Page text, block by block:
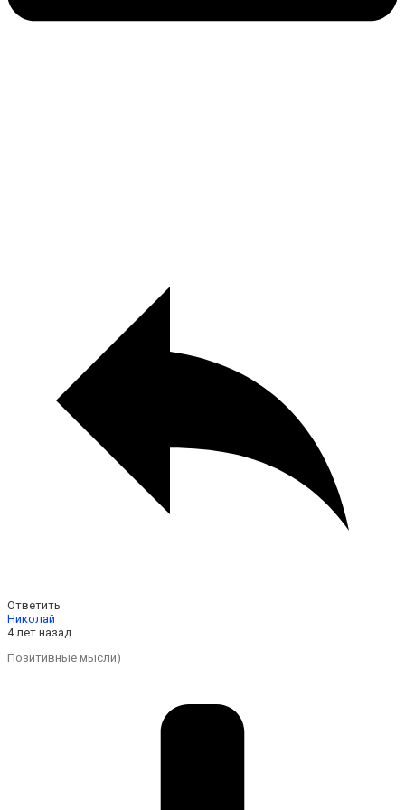
Ответить
Николай
4 лет назад
Позитивные мысли)